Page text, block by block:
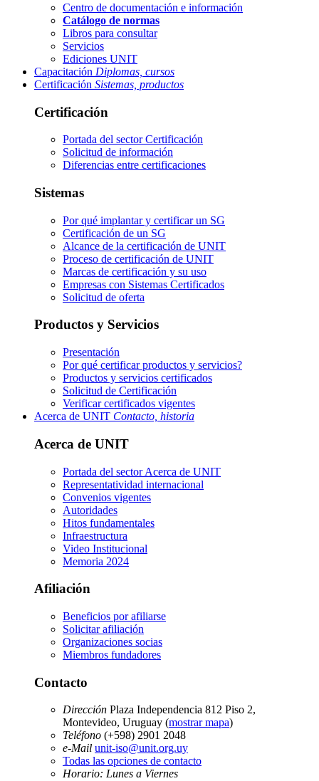
Centro de documentación e información
Catálogo de normas
Libros para consultar
Servicios
Ediciones UNIT
Capacitación Diplomas, cursos
Certificación Sistemas, productos
Certificación
Portada del sectorCertificación
Solicitud de información
Diferencias entre certificaciones
Sistemas
Por qué implantar y certificar un SG
Certificación de un SG
Alcance de la certificación de UNIT
Proceso de certificación de UNIT
Marcas de certificación y su uso
Empresas con Sistemas Certificados
Solicitud de oferta
Productos y Servicios
Presentación
Por qué certificar productos y servicios?
Productos y servicios certificados
Solicitud de Certificación
Verificar certificados vigentes
Acerca de UNIT Contacto, historia
Acerca de UNIT
Portada del sectorAcerca de UNIT
Representatividad internacional
Convenios vigentes
Autoridades
Hitos fundamentales
Infraestructura
Video Institucional
Memoria 2024
Afiliación
Beneficios por afiliarse
Solicitar afiliación
Organizaciones socias
Miembros fundadores
Contacto
Dirección Plaza Independencia 812 Piso 2,
Montevideo, Uruguay (mostrar mapa)
Teléfono (+598) 2901 2048
e-Mail unit-iso@unit.org.uy
Todas las opciones de contacto
Horario: Lunes a Viernes